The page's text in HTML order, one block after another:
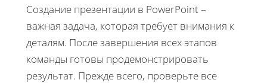
Создание презентации в PowerPoint –
важная задача, которая требует внимания к
деталям. После завершения всех этапов
команды готовы продемонстрировать
результат. Прежде всего, проверьте все